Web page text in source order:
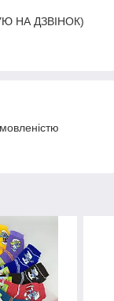
НА ДЗВІНОК)